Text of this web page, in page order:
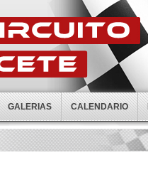
GALERIAS CALENDARIO